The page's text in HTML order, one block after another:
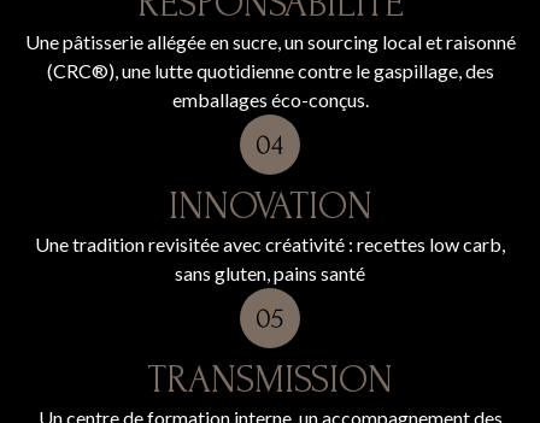
Une pâtisserie allégée en sucre, un sourcing local et raisonné
(CRC®), une lutte quotidienne contre le gaspillage, des
emballages éco-conçus.
INNOVATION
Une tradition revisitée avec créativité : recettes low carb,
sans gluten, pains santé
TRANSMISSION
Un centre de formation interne, un accompagnement des